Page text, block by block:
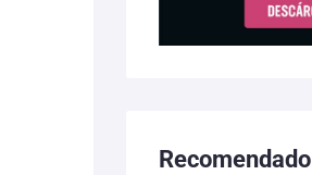
Recomendado